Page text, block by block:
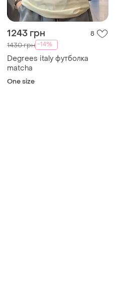
1243 грн 8
1430 грн -14%
Degrees italy футболка
matcha
One size